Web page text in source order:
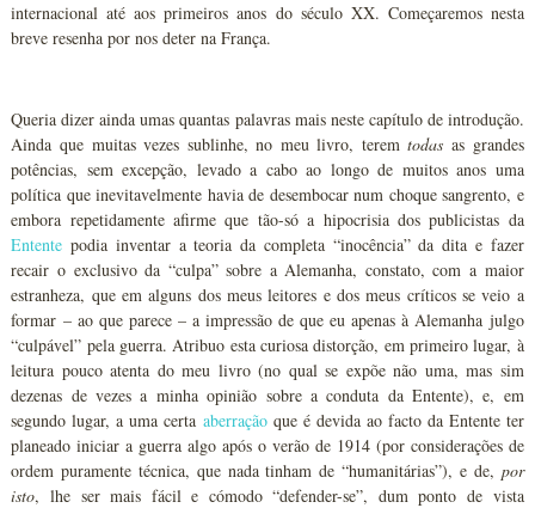
internacional até aos primeiros anos do século XX. Começaremos nesta
breve resenha por nos deter na França.
Queria dizer ainda umas quantas palavras mais neste capítulo de introdução.
Ainda que muitas vezes sublinhe, no meu livro, teremtodas as grandes
potências, sem excepção, levado a cabo ao longo de muitos anos uma
política que inevitavelmente havia de desembocar num choque sangrento, e
embora repetidamente afirme que tão-só a hipocrisia dos publicistas da
Entente podia inventar a teoria da completa “inocência” da dita e fazer
recair o exclusivo da “culpa” sobre a Alemanha, constato, com a maior
estranheza, que em alguns dos meus leitores e dos meus críticos se veio a
formar – ao que parece – a impressão de que eu apenas à Alemanha julgo
“culpável” pela guerra. Atribuo esta curiosa distorção, em primeiro lugar, à
leitura pouco atenta do meu livro (no qual se expõe não uma, mas sim
dezenas de vezes a minha opinião sobre a conduta da Entente), e, em
segundo lugar, a uma certa aberraçãoque é devida ao facto da Entente ter
planeado iniciar a guerra algo após o verão de 1914 (por considerações de
ordem puramente técnica, que nada tinham de “humanitárias”), e de, por
isto, lhe ser mais fácil e cómodo “defender-se”, dum ponto de vista